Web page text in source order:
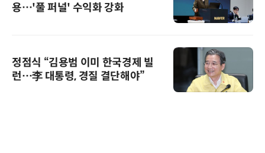
용…'풀 퍼널' 수익화 강화
정점식 “김용범 이미 한국경제 빌
런…李 대통령, 경질 결단해야”